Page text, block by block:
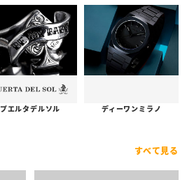
プエルタデルソル ディーワンミラノ
すべて見る